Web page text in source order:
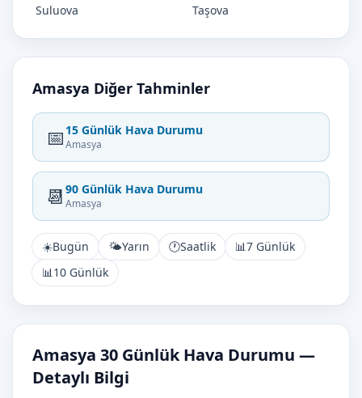
Suluova Taşova
Amasya Diğer Tahminler
📅 15 Günlük Hava Durumu
Amasya
📆 90 Günlük Hava Durumu
Amasya
☀️Bugün 🌤️Yarın 🕐Saatlik 📊7 Günlük
📊10 Günlük
Amasya 30 Günlük Hava Durumu —
Detaylı Bilgi